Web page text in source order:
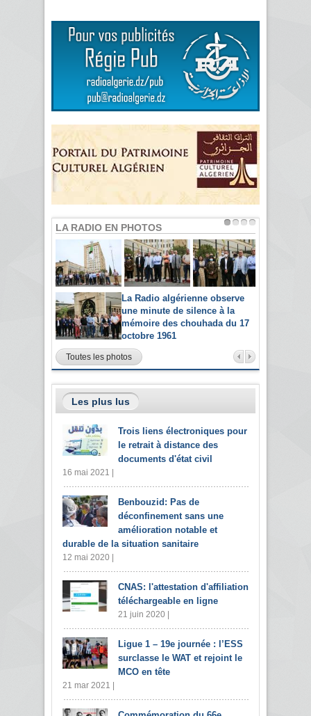
LA RADIO EN PHOTOS
La Radio algérienne observe
une minute de silence à la
mémoire des chouhada du 17
octobre 1961
Toutes les photos
Les plus lus
Trois liens électroniques pour
le retrait à distance des
documents d'état civil
16 mai 2021 |
Benbouzid: Pas de
déconfinement sans une
amélioration notable et
durable de la situation sanitaire
12 mai 2020 |
CNAS: l'attestation d'affiliation
téléchargeable en ligne
21 juin 2020 |
Ligue 1 – 19e journée : l’ESS
surclasse le WAT et rejoint le
MCO en tête
21 mar 2021 |